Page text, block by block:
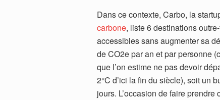
Dans ce contexte, Carbo, la
carbone, liste 6 destinations
accessibles sans augmenter sa
de CO2e par an et par personne
que l’on estime ne pas devoir
2°C d’ici la fin du siècle), soit un
jours. L’occasion de faire